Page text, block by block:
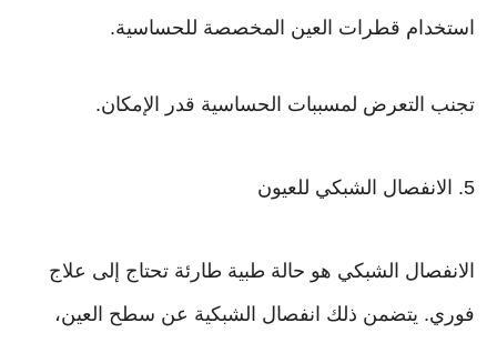
استخدام قطرات العين المخصصة للحساسية.
تجنب التعرض لمسببات الحساسية قدر الإمكان.
5. الانفصال الشبكي للعيون
الانفصال الشبكي هو حالة طبية طارئة تحتاج إلى علاج
فوري. يتضمن ذلك انفصال الشبكية عن سطح العين،